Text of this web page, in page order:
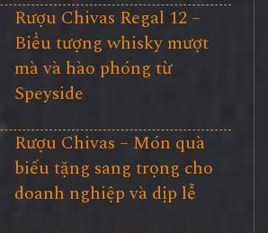
Rượu Chivas Regal 12 –
Biểu tượng whisky mượt
mà và hào phóng từ
Speyside
Rượu Chivas – Món quà
biếu tặng sang trọng cho
doanh nghiệp và dịp lễ